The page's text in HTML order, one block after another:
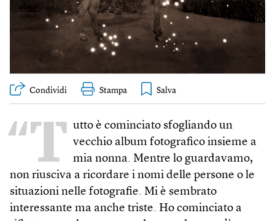
Condividi Stampa
“T utto è cominciato sfogliando un
vecchio album fotografico insieme a
mia nonna. Mentre lo guardavamo,
non riusciva a ricordare i nomi delle persone o le
situazioni nelle fotografie. Mi è sembrato
interessante ma anche triste. Ho cominciato a